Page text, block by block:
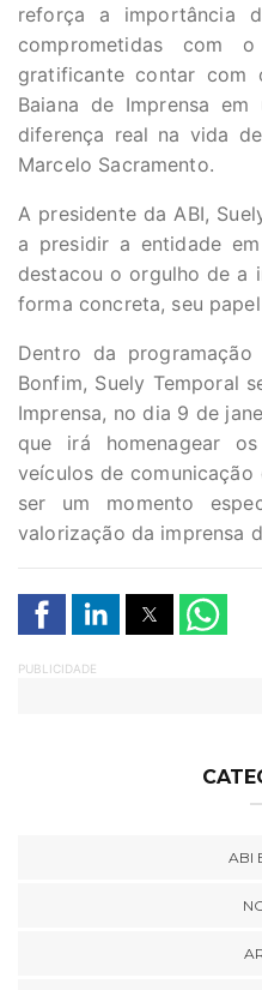
reforça a importância
comprometidas com
gratificante contar com
Baiana de Imprensa
diferença real na vida
Marcelo Sacramento.
A presidente da ABI,
a presidir a entidade
destacou o orgulho de a
forma concreta, seu
Dentro da
Bonfim, Suely Temporal
Imprensa, no dia 9 de
que irá homenagear
veículos de
ser um momento
valorização da imprensa
PUBLICIDADE
ABI